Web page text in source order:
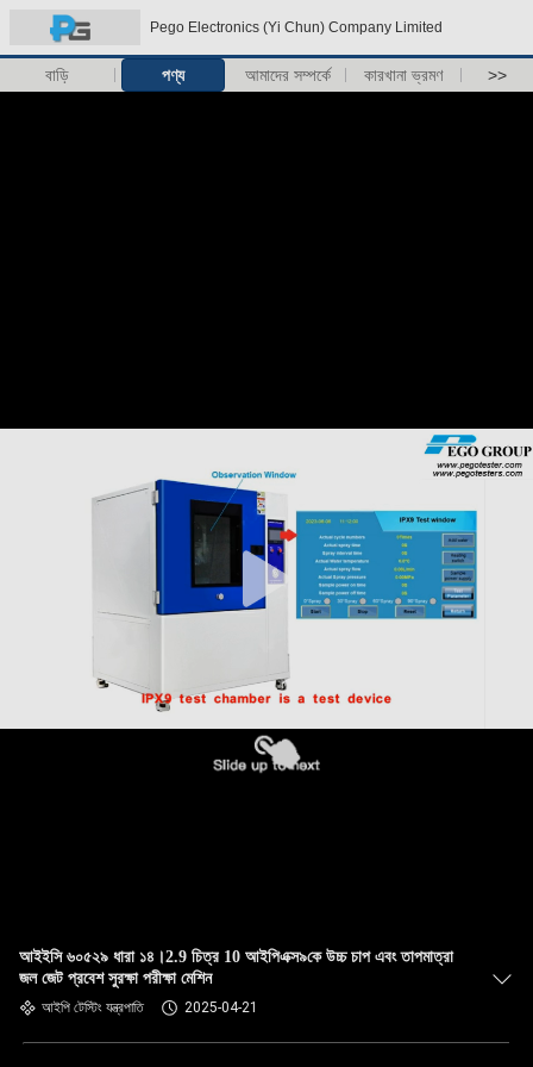
Pego Electronics (Yi Chun) Company Limited
বাড়ি পণ্য আমাদের সম্পর্কে কারখানা ভ্রমণ >>
আইইসি ৬০৫২৯ ধারা ১৪।2.9 চিত্র 10 আইপিএক্স৯কে উচ্চ চাপ এবং তাপমাত্রা
জল জেট প্রবেশ সুরক্ষা পরীক্ষা মেশিন
আইপি টেস্টিং যন্ত্রপাতি 2025-04-21